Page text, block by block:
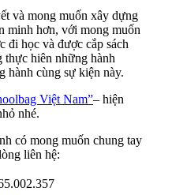
và mong muốn xây dựng
minh hơn, với mong muốn
đi học và được cắp sách
hiên những hành
hành cùng sự kiện này.
Việt Nam”– hiện
nhé.
có mong muốn chung tay
liên hệ: